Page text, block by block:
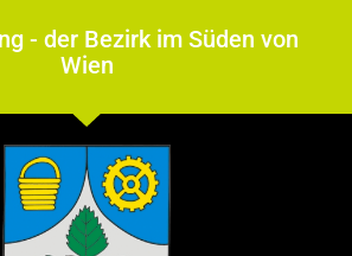
- der Bezirk im Süden von
Wien